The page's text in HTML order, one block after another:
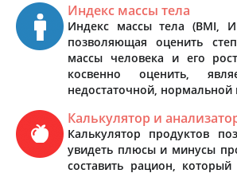
Индекс массы тела
Индекс массы тела (BMI,
позволяющая оценить
массы человека и его
косвенно оценить,
недостаточной,
Калькулятор и
Калькулятор продуктов
увидеть плюсы и минусы
составить рацион,